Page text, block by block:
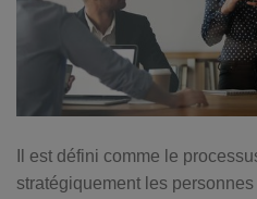
Il est défini comme le
stratégiquement les